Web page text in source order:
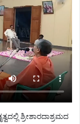
ಶ್ರೀಶಾರದಾಶ್ರಮದ